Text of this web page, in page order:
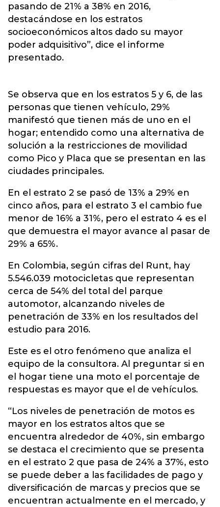
pasando de 21% a 38% en 2016,
destacándose en los estratos
socioeconómicos altos dado su mayor
poder adquisitivo”, dice el informe
presentado.
Se observa que en los estratos 5 y 6, de las
personas que tienen vehículo, 29%
manifestó que tienen más de uno en el
hogar; entendido como una alternativa de
solución a la restricciones de movilidad
como Pico y Placa que se presentan en las
ciudades principales.
En el estrato 2 se pasó de 13% a 29% en
cinco años, para el estrato 3 el cambio fue
menor de 16% a 31%, pero el estrato 4 es el
que demuestra el mayor avance al pasar de
29% a 65%.
En Colombia, según cifras del Runt, hay
5.546.039 motocicletas que representan
cerca de 54% del total del parque
automotor, alcanzando niveles de
penetración de 33% en los resultados del
estudio para 2016.
Este es el otro fenómeno que analiza el
equipo de la consultora. Al preguntar si en
el hogar tiene una moto el porcentaje de
respuestas es mayor que el de vehículos.
“Los niveles de penetración de motos es
mayor en los estratos altos que se
encuentra alrededor de 40%, sin embargo
se destaca el crecimiento que se presenta
en el estrato 2 que pasa de 24% a 37%, esto
se puede deber a las facilidades de pago y
diversificación de marcas y precios que se
encuentran actualmente en el mercado, y